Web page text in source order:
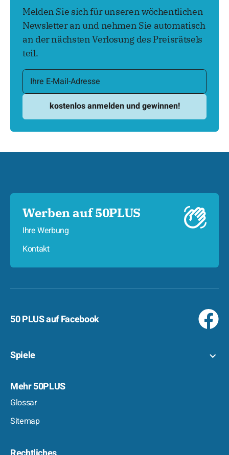
Melden Sie sich für unseren wöchentlichen
Newsletter an und nehmen Sie automatisch
an der nächsten Verlosung des Preisrätsels
teil.
Werben auf 50PLUS
Ihre Werbung
Kontakt
50 PLUS auf Facebook
Spiele
Mehr 50PLUS
Glossar
Sitemap